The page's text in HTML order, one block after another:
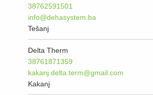
38762591501
info@dehasystem.ba
Tešanj
Delta Therm
38761871359
kakanj.delta.term@gmail.com
Kakanj